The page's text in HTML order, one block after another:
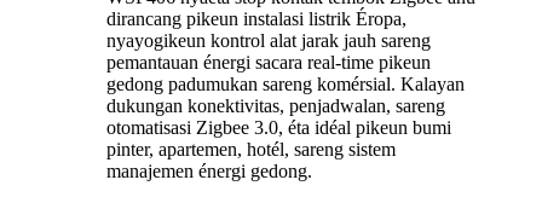
dirancang pikeun instalasi listrik Éropa,
nyayogikeun kontrol alat jarak jauh sareng
pemantauan énergi sacara real-time pikeun
gedong padumukan sareng komérsial. Kalayan
dukungan konektivitas, penjadwalan, sareng
otomatisasi Zigbee 3.0, éta idéal pikeun bumi
pinter, apartemen, hotél, sareng sistem
manajemen énergi gedong.